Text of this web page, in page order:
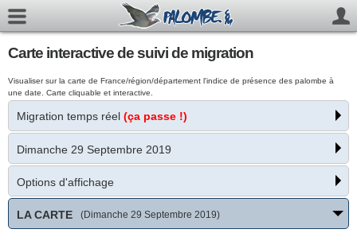
Carte interactive de suivi de migration
Visualiser sur la carte de France/région/département l'indice de présence des palombe à
une date. Carte cliquable et interactive.
Migration temps réel (ça passe !)
Dimanche 29 Septembre 2019
Options d'affichage
LA CARTE (Dimanche 29 Septembre 2019)